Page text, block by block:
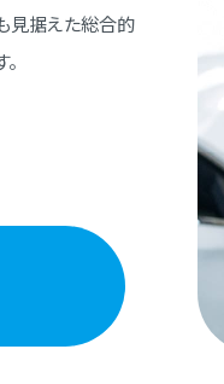
⾒据えた総合的